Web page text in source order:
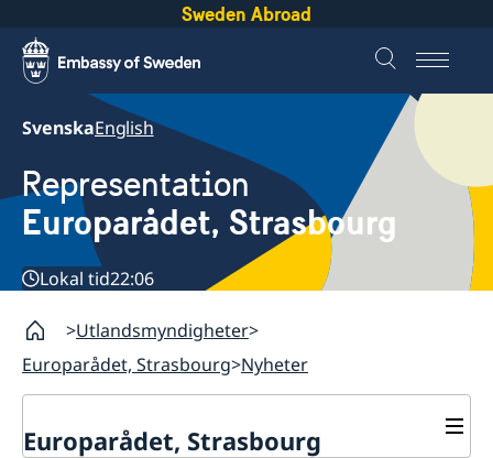
Sweden Abroad
SvenskaEnglish
Representation
Europarådet, Strasbourg
Lokal tid22:06
Utlandsmyndigheter
Europarådet, Strasbourg Nyheter
Europarådet, Strasbourg